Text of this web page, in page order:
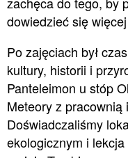
dowiedzieć się
Po zajęciach był
kultury, historii i
Panteleimon u stóp
Meteory z pracownią
Doświadczaliśmy
ekologicznym i